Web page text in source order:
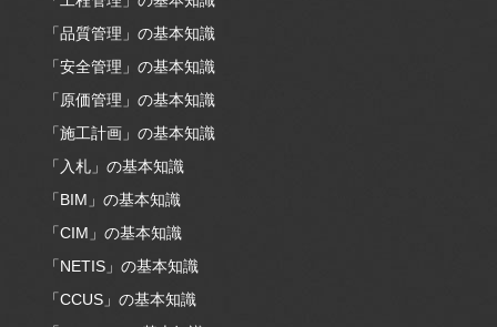
「品質管理」の基本知識
「安全管理」の基本知識
「原価管理」の基本知識
「施工計画」の基本知識
「入札」の基本知識
「BIM」の基本知識
「CIM」の基本知識
「NETIS」の基本知識
「CCUS」の基本知識